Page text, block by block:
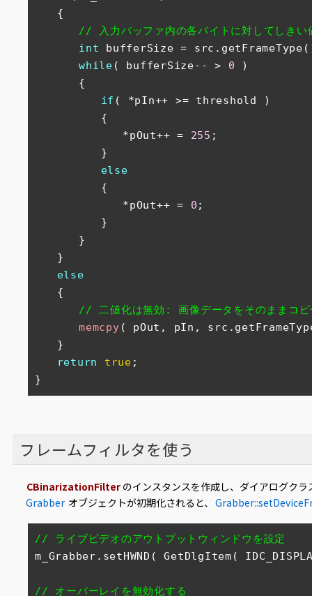
{
// 入力バッファ内の各バイトに対してしきい
int bufferSize =
while ( bufferSize-- > 0 )
{
if ( *pIn++ >= threshold )
{
*pOut++ = 255 ;
}
else
{
*pOut++ = 0 ;
}
}
}
else
{
// 二値化は無効: 画像データをそのままコピ
memcpy ( pOut, pIn,
}
return
true ;
}
フレームフィルタを使う
CBinarizationFilter のインスタンスを作成し、ダイアログクラ
Grabber オブジェクトが初期化されると、
// ライブビデオのアウトプットウィンドウを設定
m_Grabber.setHWND( GetDlgItem(
// オーバーレイを無効化する